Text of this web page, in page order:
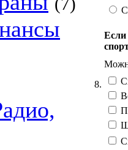
8.
Если